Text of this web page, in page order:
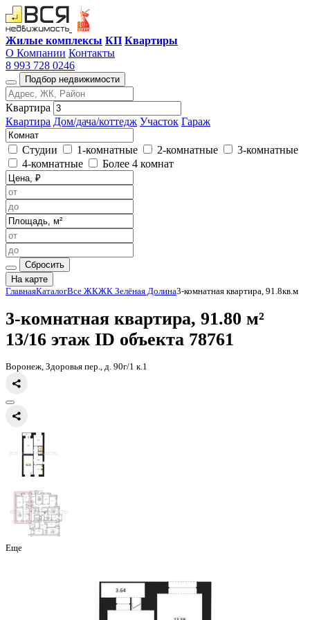
Жилые комплексы КП Квартиры
О Компании Контакты
8 993 728 0246
Подбор недвижимости
Квартира
Квартира Дом/дача/коттедж Участок Гараж
Студии 1-комнатные 2-комнатные
3-комнатные
4-комнатные
Более 4 комнат
Сбросить
На карте
Главная КаталогВсе ЖКЖК Зелёная Долина
3-комнатная квартира, 91.80
13/16 этаж
Воронеж, Здоровья пер., д. 90г/1 к.1